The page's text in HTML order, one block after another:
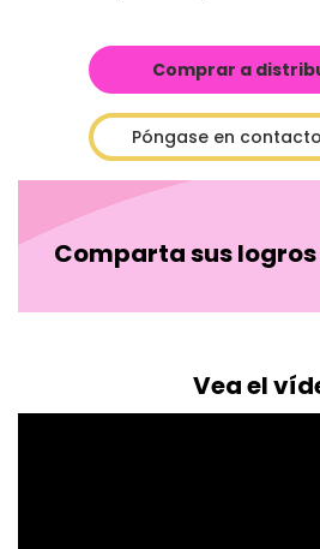
Comprar a
Póngase en
Comparta sus
Vea el